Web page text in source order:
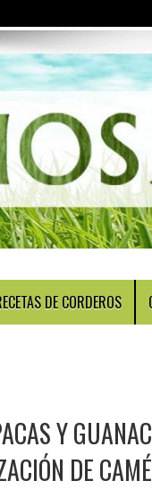
DE CORDEROS
Y
DE